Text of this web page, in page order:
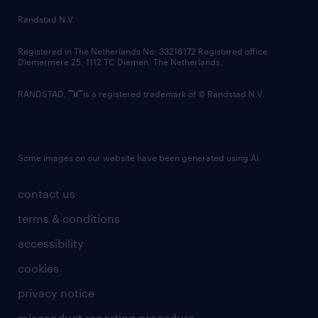
country websites
contact us
terms & conditions
accessibility
cookies
privacy notice
Randstad N.V.
Registered in The Netherlands No: 33216172 Registered office:
Diemermere 25, 1112 TC Diemen, The Netherlands.
RANDSTAD, is a registered trademark of © Randstad N.V.
Some images on our website have been generated using AI.